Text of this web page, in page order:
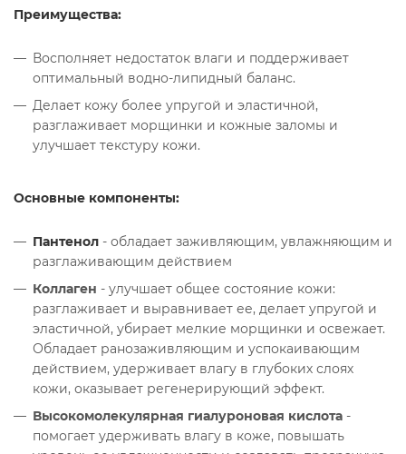
Преимущества:
Восполняет недостаток влаги и поддерживает
оптимальный водно-липидный баланс.
Делает кожу более упругой и эластичной,
разглаживает морщинки и кожные заломы и
улучшает текстуру кожи.
Основные компоненты:
Пантенол - обладает заживляющим, увлажняющим и
разглаживающим действием
Коллаген - улучшает общее состояние кожи:
разглаживает и выравнивает ее, делает упругой и
эластичной, убирает мелкие морщинки и освежает.
Обладает ранозаживляющим и успокаивающим
действием, удерживает влагу в глубоких слоях
кожи, оказывает регенерирующий эффект.
Высокомолекулярная гиалуроновая кислота -
помогает удерживать влагу в коже, повышать